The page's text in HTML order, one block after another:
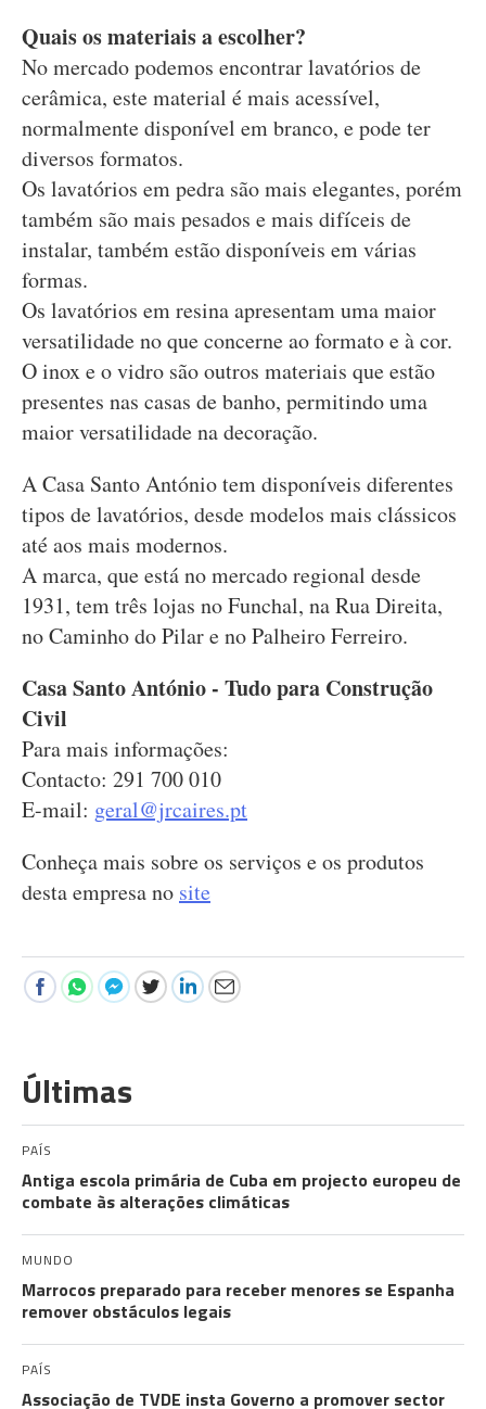
Quais os materiais a escolher?
No mercado podemos encontrar lavatórios de
cerâmica, este material é mais acessível,
normalmente disponível em branco, e pode ter
diversos formatos.
Os lavatórios em pedra são mais elegantes, porém
também são mais pesados e mais difíceis de
instalar, também estão disponíveis em várias
formas.
Os lavatórios em resina apresentam uma maior
versatilidade no que concerne ao formato e à cor.
O inox e o vidro são outros materiais que estão
presentes nas casas de banho, permitindo uma
maior versatilidade na decoração.
A Casa Santo António tem disponíveis diferentes
tipos de lavatórios, desde modelos mais clássicos
até aos mais modernos.
A marca, que está no mercado regional desde
1931, tem três lojas no Funchal, na Rua Direita,
no Caminho do Pilar e no Palheiro Ferreiro.
Casa Santo António - Tudo para Construção
Civil
Para mais informações:
Contacto: 291 700 010
E-mail: geral@jrcaires.pt
Conheça mais sobre os serviços e os produtos
desta empresa no site
Últimas
PAÍS
Antiga escola primária de Cuba em projecto europeu de
combate às alterações climáticas
MUNDO
Marrocos preparado para receber menores se Espanha
remover obstáculos legais
PAÍS
Associação de TVDE insta Governo a promover sector